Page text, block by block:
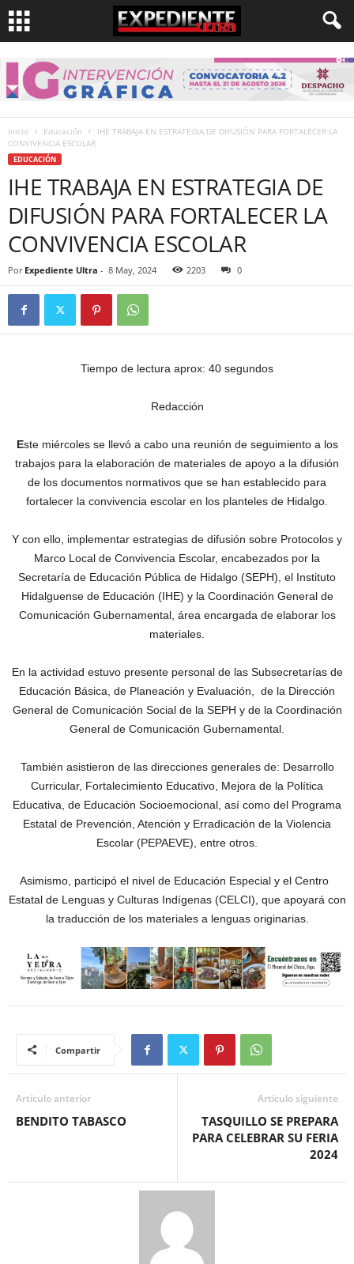
Inicio Educación
IHE TRABAJA EN ESTRATEGIA DE DIFUSIÓN PARA FORTALECER LA
CONVIVENCIA ESCOLAR
EDUCACIÓN
IHE TRABAJA EN ESTRATEGIA DE
DIFUSIÓN PARA FORTALECER LA
CONVIVENCIA ESCOLAR
Por Expediente Ultra - 8 May, 2024 2203 0
Tiempo de lectura aprox: 40 segundos
Redacción
Este miércoles se llevó a cabo una reunión de seguimiento a los
trabajos para la elaboración de materiales de apoyo a la difusión
de los documentos normativos que se han establecido para
fortalecer la convivencia escolar en los planteles de Hidalgo.
Y con ello, implementar estrategias de difusión sobre Protocolos y
Marco Local de Convivencia Escolar, encabezados por la
Secretaría de Educación Pública de Hidalgo (SEPH), el Instituto
Hidalguense de Educación (IHE) y la Coordinación General de
Comunicación Gubernamental, área encargada de elaborar los
materiales.
En la actividad estuvo presente personal de las Subsecretarías de
Educación Básica, de Planeación y Evaluación, de la Dirección
General de Comunicación Social de la SEPH y de la Coordinación
General de Comunicación Gubernamental.
También asistieron de las direcciones generales de: Desarrollo
Curricular, Fortalecimiento Educativo, Mejora de la Política
Educativa, de Educación Socioemocional, así como del Programa
Estatal de Prevención, Atención y Erradicación de la Violencia
Escolar (PEPAEVE), entre otros.
Asimismo, participó el nivel de Educación Especial y el Centro
Estatal de Lenguas y Culturas Indígenas (CELCI), que apoyará con
la traducción de los materiales a lenguas originarias.
Compartir
Artículo anterior
BENDITO TABASCO
Artículo siguiente
TASQUILLO SE PREPARA
PARA CELEBRAR SU FERIA
2024